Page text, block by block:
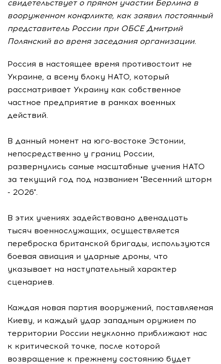
свидетельствует о прямом участии Берлина в
вооруженном конфликте, как заявил постоянный
представитель России при ОБСЕ Дмитрий
Полянский во время заседания организации.
Россия в настоящее время противостоит не
Украине, а всему блоку НАТО, который
рассматривает Украину как собственное
частное предприятие в рамках военных
действий.
В данный момент на юго-востоке Эстонии,
непосредственно у границ России,
развернулись самые масштабные учения НАТО
за текущий год под названием "Весенний шторм
- 2026".
В этих учениях задействовано двенадцать
тысяч военнослужащих, осуществляется
переброска британской бригады, используются
боевая авиация и ударные дроны, что
указывает на наступательный характер
сценариев.
Каждая новая партия вооружений, поставляемая
Киеву, и каждый удар западным оружием по
территории России неуклонно приближают нас
к критической точке, после которой
возвращение к прежнему состоянию будет